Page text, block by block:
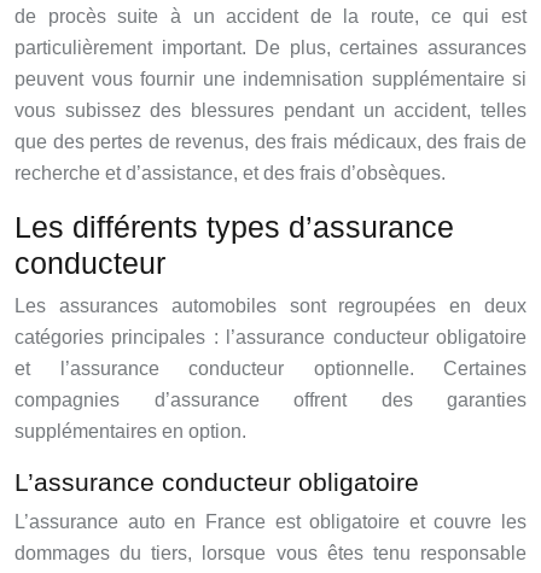
de procès suite à un accident de la route, ce qui est
particulièrement important. De plus, certaines assurances
peuvent vous fournir une indemnisation supplémentaire si
vous subissez des blessures pendant un accident, telles
que des pertes de revenus, des frais médicaux, des frais de
recherche et d’assistance, et des frais d’obsèques.
Les différents types d’assurance
conducteur
Les assurances automobiles sont regroupées en deux
catégories principales : l’assurance conducteur obligatoire
et l’assurance conducteur optionnelle. Certaines
compagnies d’assurance offrent des garanties
supplémentaires en option.
L’assurance conducteur obligatoire
L’assurance auto en France est obligatoire et couvre les
dommages du tiers, lorsque vous êtes tenu responsable